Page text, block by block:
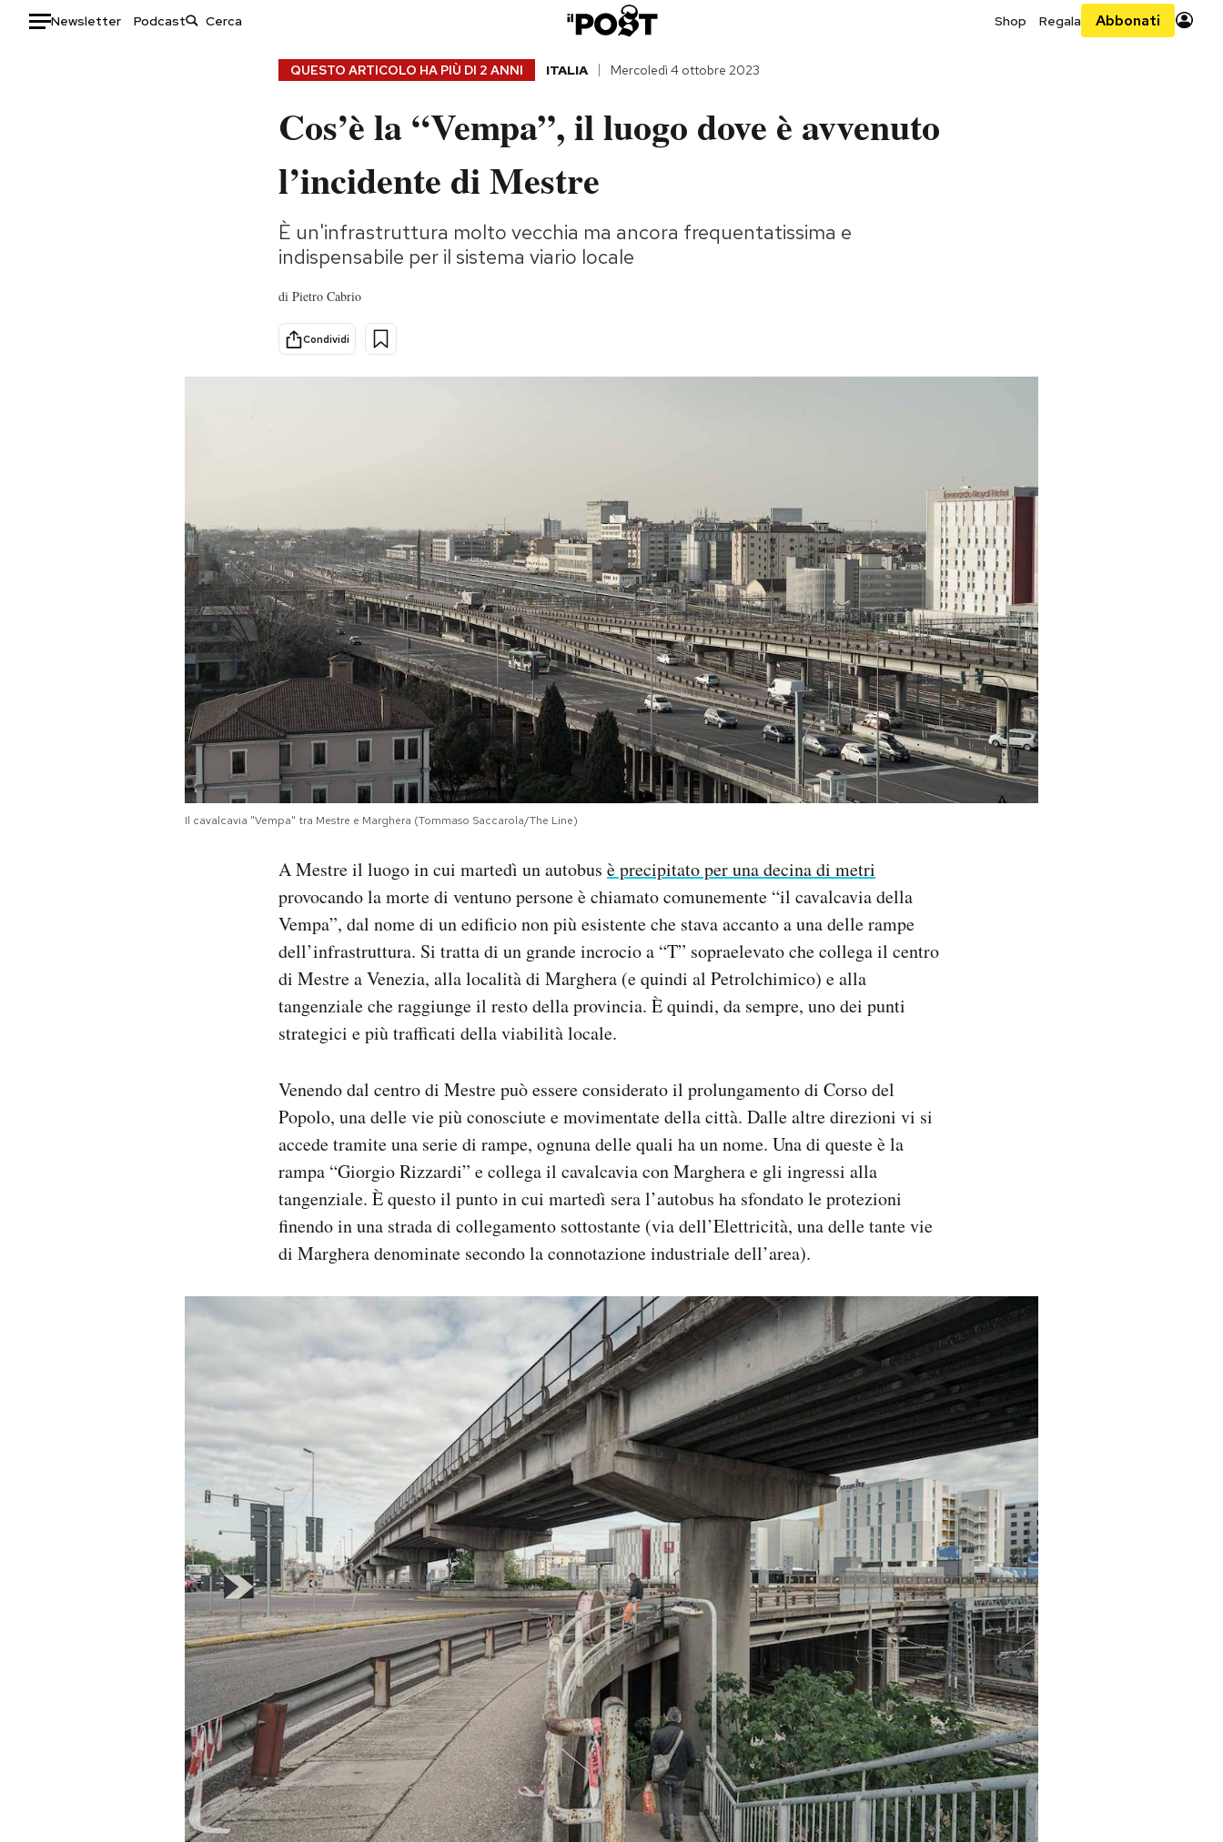
Newsletter Podcast Shop Regala Abbonati
Storie/Idee
Ok Boomer!
AREA PERSONALE
QUESTO ARTICOLO HA PIÙ DI 2 ANNI ITALIA Mercoledì 4 ottobre 2023
Cos’è la “Vempa”, il luogo dove è avvenuto
l’incidente di Mestre
È un'infrastruttura molto vecchia ma ancora frequentatissima e
indispensabile per il sistema viario locale
di Pietro Cabrio
Condividi
Il cavalcavia "Vempa" tra Mestre e Marghera (Tommaso Saccarola/The Line)
A Mestre il luogo in cui martedì un autobus è precipitato per una decina di metri
provocando la morte di ventuno persone è chiamato comunemente “il cavalcavia della
Vempa”, dal nome di un edificio non più esistente che stava accanto a una delle rampe
dell’infrastruttura. Si tratta di un grande incrocio a “T” sopraelevato che collega il centro
di Mestre a Venezia, alla località di Marghera (e quindi al Petrolchimico) e alla
tangenziale che raggiunge il resto della provincia. È quindi, da sempre, uno dei punti
strategici e più trafficati della viabilità locale.
Venendo dal centro di Mestre può essere considerato il prolungamento di Corso del
Popolo, una delle vie più conosciute e movimentate della città. Dalle altre direzioni vi si
accede tramite una serie di rampe, ognuna delle quali ha un nome. Una di queste è la
rampa “Giorgio Rizzardi” e collega il cavalcavia con Marghera e gli ingressi alla
tangenziale. È questo il punto in cui martedì sera l’autobus ha sfondato le protezioni
finendo in una strada di collegamento sottostante (via dell’Elettricità, una delle tante vie
di Marghera denominate secondo la connotazione industriale dell’area).